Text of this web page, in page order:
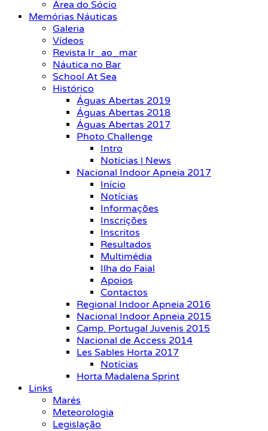
Área do Sócio
Memórias Náuticas
Galeria
Vídeos
Revista Ir_ao_mar
Náutica no Bar
School At Sea
Histórico
Águas Abertas 2019
Águas Abertas 2018
Águas Abertas 2017
Photo Challenge
Intro
Notícias | News
Nacional Indoor Apneia 2017
Início
Notícias
Informações
Inscrições
Inscritos
Resultados
Multimédia
Ilha do Faial
Apoios
Contactos
Regional Indoor Apneia 2016
Nacional Indoor Apneia 2015
Camp. Portugal Juvenis 2015
Nacional de Access 2014
Les Sables Horta 2017
Notícias
Horta Madalena Sprint
Links
Marés
Meteorologia
Legislação